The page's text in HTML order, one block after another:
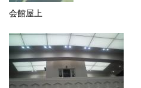
会館屋上